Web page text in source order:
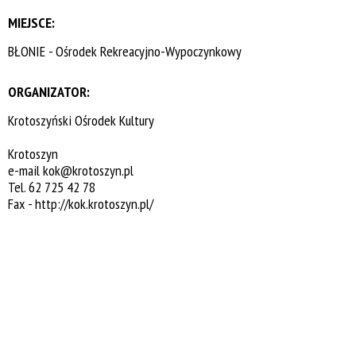
MIEJSCE:
BŁONIE - Ośrodek Rekreacyjno-Wypoczynkowy
ORGANIZATOR:
Krotoszyński Ośrodek Kultury
Krotoszyn
e-mailkok@krotoszyn.pl
Tel. 62 725 42 78
Fax -http://kok.krotoszyn.pl/